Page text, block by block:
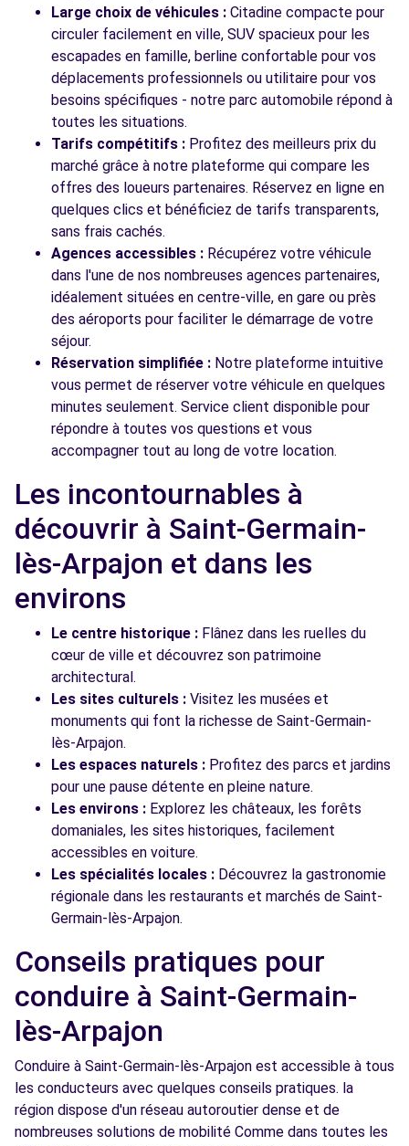
Voir toutes les agences
Large choix de véhicules : Citadine compacte pour
circuler facilement en ville, SUV spacieux pour les
escapades en famille, berline confortable pour vos
déplacements professionnels ou utilitaire pour vos
besoins spécifiques - notre parc automobile répond à
toutes les situations.
Tarifs compétitifs : Profitez des meilleurs prix du
marché grâce à notre plateforme qui compare les
offres des loueurs partenaires. Réservez en ligne en
quelques clics et bénéficiez de tarifs transparents,
sans frais cachés.
Agences accessibles : Récupérez votre véhicule
dans l'une de nos nombreuses agences partenaires,
idéalement situées en centre-ville, en gare ou près
des aéroports pour faciliter le démarrage de votre
séjour.
Réservation simplifiée : Notre plateforme intuitive
vous permet de réserver votre véhicule en quelques
minutes seulement. Service client disponible pour
répondre à toutes vos questions et vous
accompagner tout au long de votre location.
Les incontournables à
découvrir à Saint-Germain-
lès-Arpajon et dans les
environs
Le centre historique : Flânez dans les ruelles du
cœur de ville et découvrez son patrimoine
architectural.
Les sites culturels : Visitez les musées et
monuments qui font la richesse de Saint-Germain-
lès-Arpajon.
Les espaces naturels : Profitez des parcs et jardins
pour une pause détente en pleine nature.
Les environs : Explorez les châteaux, les forêts
domaniales, les sites historiques, facilement
accessibles en voiture.
Les spécialités locales : Découvrez la gastronomie
régionale dans les restaurants et marchés de Saint-
Germain-lès-Arpajon.
Conseils pratiques pour
conduire à Saint-Germain-
lès-Arpajon
Conduire à Saint-Germain-lès-Arpajon est accessible à tous
les conducteurs avec quelques conseils pratiques. la
région dispose d'un réseau autoroutier dense et de
nombreuses solutions de mobilité Comme dans toutes les